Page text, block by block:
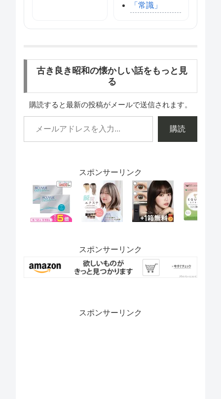
「常識」
古き良き昭和の懐かしい話をもっと見
る
購読すると最新の投稿がメールで送信されます。
購読
スポンサーリンク
スポンサーリンク
スポンサーリンク